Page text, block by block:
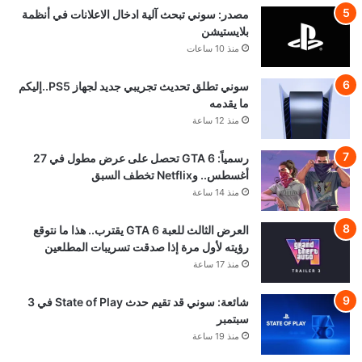
مصدر: سوني تبحث آلية ادخال الاعلانات في أنظمة
بلايستيشن
منذ 10 ساعات
سوني تطلق تحديث تجريبي جديد لجهاز PS5..إليكم
ما يقدمه
منذ 12 ساعة
رسمياً: GTA 6 تحصل على عرض مطول في 27
أغسطس.. وNetflix تخطف السبق
منذ 14 ساعة
العرض الثالث للعبة GTA 6 يقترب.. هذا ما نتوقع
رؤيته لأول مرة إذا صدقت تسريبات المطلعين
منذ 17 ساعة
شائعة: سوني قد تقيم حدث State of Play في 3
سبتمبر
منذ 19 ساعة